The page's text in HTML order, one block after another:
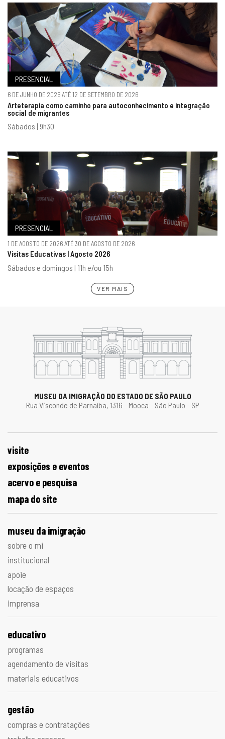
PRESENCIAL
6 DE JUNHO DE 2026 ATÉ 12 DE SETEMBRO DE 2026
Arteterapia como caminho para autoconhecimento e integração
social de migrantes
Sábados | 9h30
PRESENCIAL
1 DE AGOSTO DE 2026 ATÉ 30 DE AGOSTO DE 2026
Visitas Educativas | Agosto 2026
Sábados e domingos | 11h e/ou 15h
VER MAIS
MUSEU DA IMIGRAÇÃO DO ESTADO DE SÃO PAULO
Rua Visconde de Parnaíba, 1316 - Mooca - São Paulo - SP
visite
exposições e eventos
acervo e pesquisa
mapa do site
museu da imigração
sobre o mi
institucional
apoie
locação de espaços
imprensa
educativo
programas
agendamento de visitas
materiais educativos
gestão
compras e contratações